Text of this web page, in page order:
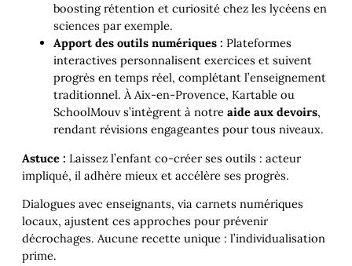
boosting rétention et curiosité chez les lycéens en
sciences par exemple.
Apport des outils numériques : Plateformes
interactives personnalisent exercices et suivent
progrès en temps réel, complétant l’enseignement
traditionnel. À Aix-en-Provence, Kartable ou
SchoolMouv s’intègrent à notre aide aux devoirs,
rendant révisions engageantes pour tous niveaux.
Astuce : Laissez l’enfant co-créer ses outils : acteur
impliqué, il adhère mieux et accélère ses progrès.
Dialogues avec enseignants, via carnets numériques
locaux, ajustent ces approches pour prévenir
décrochages. Aucune recette unique : l’individualisation
prime.